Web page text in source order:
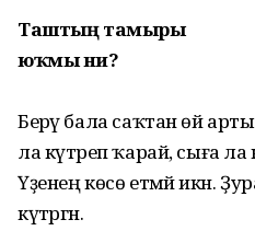
Таштың тамыры
юҡмы ни?
Берәү бала саҡтан өй
ла күтәреп ҡарай, сыға ла
Үҙенең көсө етмәй икән.
күтәргән.